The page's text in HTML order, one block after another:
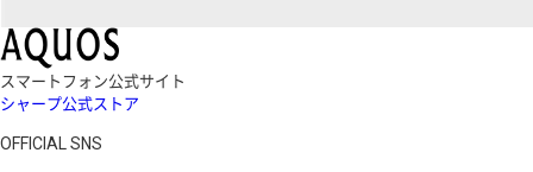
スマートフォン公式サイト
シャープ公式ストア
OFFICIAL SNS